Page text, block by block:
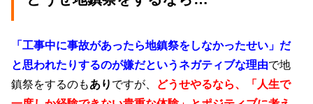
「工事中に事故があったら地鎮祭をしなかったせい」だ
と思われたりするのが嫌だというネガティブな理由で地
鎮祭をするのもあり ですが、 どうせやるなら、「人生で